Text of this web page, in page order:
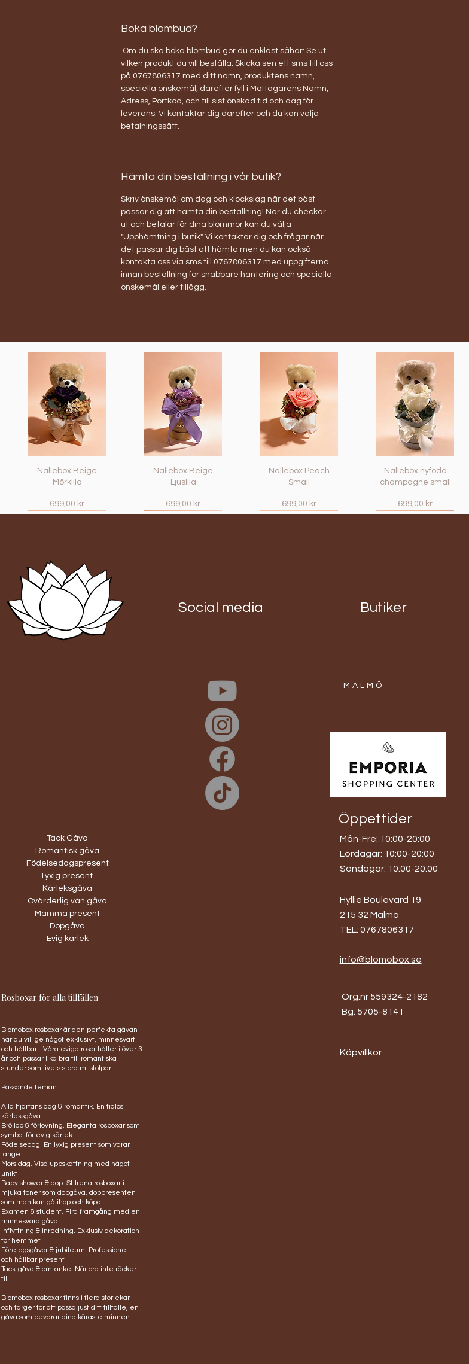
Boka blombud?
Om du ska boka blombud gör du enklast såhär: Se ut
vilken produkt du vill beställa. Skicka sen ett sms till oss
på 0767806317 med ditt namn, produktens namn,
speciella önskemål, därefter fyll i Mottagarens Namn,
Adress, Portkod, och till sist önskad tid och dag för
leverans. Vi kontaktar dig därefter och du kan välja
betalningssätt.
Hämta din beställning i vår butik?
Skriv önskemål om dag och klockslag när det bäst
passar dig att hämta din beställning! När du checkar
ut och betalar för dina blommor kan du välja
"Upphämtning i butik". Vi kontaktar dig och frågar när
det passar dig bäst att hämta men du kan också
kontakta oss via sms till 0767806317 med uppgifterna
innan beställning för snabbare hantering och speciella
önskemål eller tillägg.
Nallebox Beige
Mörklila
Pris
699,00 kr
Nallebox Beige
Ljuslila
Pris
699,00 kr
Nallebox Peach
Small
Pris
699,00 kr
Nallebox nyfödd
champagne small
Pris
699,00 kr
Rosbox burgundy S
Tack Gåva
Romantisk gåva
Födelsedagspresent
Lyxig present
Kärleksgåva
Ovärderlig vän gåva
Mamma present
Dopgåva
Evig kärlek
Rosboxar för alla tillfällen
Blomobox rosboxar är den perfekta gåvan
när du vill ge något exklusivt, minnesvärt
och hållbart. Våra eviga rosor håller i över 3
år och passar lika bra till romantiska
stunder som livets stora milstolpar.
Passande teman:
Alla hjärtans dag & romantik. En tidlös
kärleksgåva
Bröllop & förlovning. Eleganta rosboxar som
symbol för evig kärlek
Födelsedag. En lyxig present som varar
länge
Mors dag. Visa uppskattning med något
unikt
Baby shower & dop. Stilrena rosboxar i
mjuka toner som dopgåva, doppresenten
som man kan gå ihop och köpa!
Examen & student. Fira framgång med en
minnesvärd gåva
Inflyttning & inredning. Exklusiv dekoration
för hemmet
Företagsgåvor & jubileum. Professionell
och hållbar present
Tack-gåva & omtanke. När ord inte räcker
till
Blomobox rosboxar finns i flera storlekar
och färger för att passa just ditt tillfälle, en
gåva som bevarar dina käraste minnen.
Social media Butiker
MALMÖ
Öppettider
Mån-Fre: 10:00-20:00
​​Lördagar: 10:00-20:00
​Söndagar: 10:00-20:00
Hyllie Boulevard 19
215 32 Malmö
TEL: 0767806317
info@blomobox.se
Org.nr 559324-2182
Bg: 5705-8141
Köpvillkor